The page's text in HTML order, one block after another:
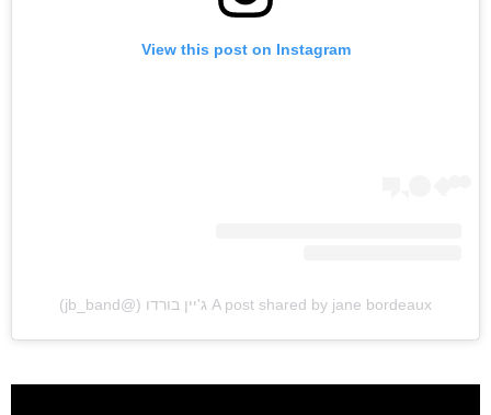
View this post on Instagram
A post shared by jane bordeaux ג'יין בורדו (@jb_band)
לוח הופעות
פודקאסטים